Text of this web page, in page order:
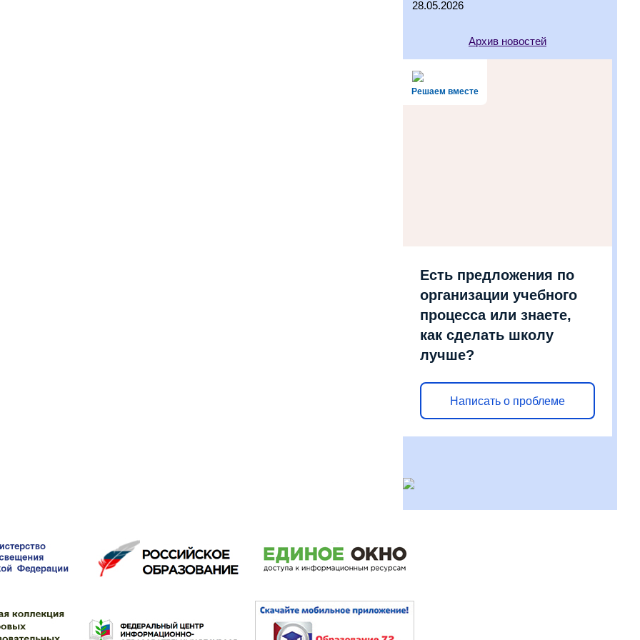
28.05.2026
Архив новостей
Решаем вместе
Есть предложения по
организации учебного
процесса или знаете,
как сделать школу
лучше?
Написать о проблеме